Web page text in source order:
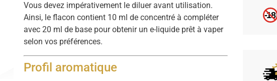
Vous devez impérativement le diluer avant utilisation.
Ainsi, le flacon contient 10 ml de concentré à compléter
avec 20 ml de base pour obtenir un e-liquide prêt à vaper
selon vos préférences.
Profil aromatique
-18